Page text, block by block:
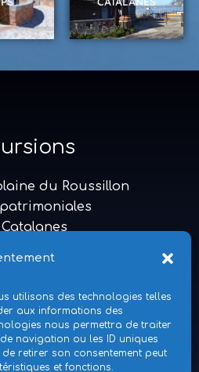
utilisons des technologies telles
aux informations des
nous permettra de traiter
navigation ou les ID uniques
retirer son consentement peut
et fonctions.
du Roussillon
pays catalan
originale
temps